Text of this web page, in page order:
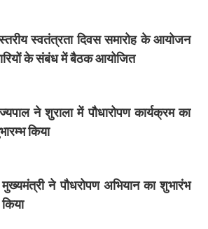
स्वतंत्रता दिवस समारोह के आयोजन
के संबंध में बैठक आयोजित
ने शुराला में पौधारोपण कार्यक्रम का
किया
मुख्यमंत्री ने पौधरोपण अभियान का शुभारंभ
किया